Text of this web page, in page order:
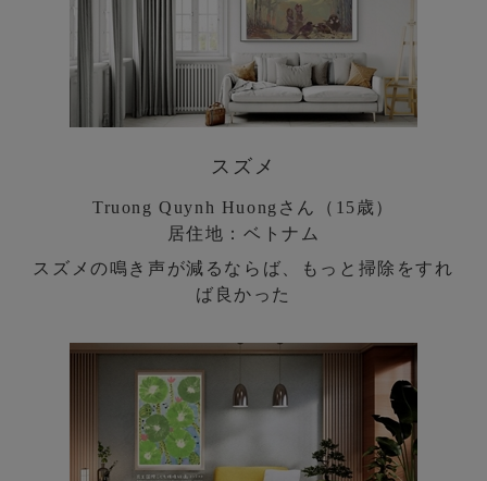
スズメ
Truong Quynh Huongさん（15歳）
居住地：ベトナム
スズメの鳴き声が減るならば、もっと掃除をすれ
ば良かった